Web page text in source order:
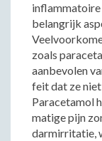
belangrijk
zoals
aanbevolen
feit dat ze
Paracetamol
matige pijn
darmirritatie,